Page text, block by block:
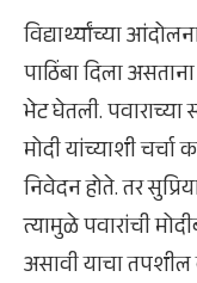
विद्यार्थ्यांच्या
पाठिंबा दिला
भेट घेतली. पवाराच्या
मोदी यांच्याशी चर्चा
निवेदन होते. तर
त्यामुळे पवारांची
असावी याचा